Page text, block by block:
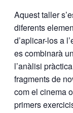
Aquest taller
diferents
d’aplicar-los a
es combinarà
l’anàlisi
fragments de
com el cinema
primers